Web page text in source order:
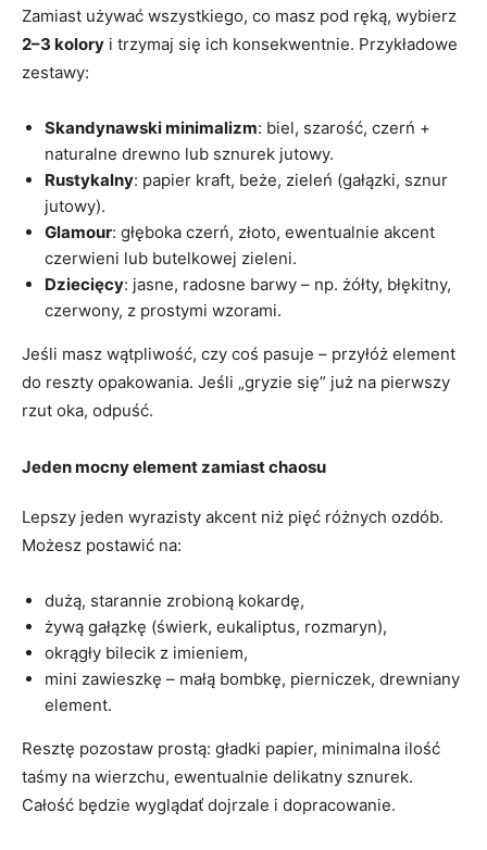
Zamiast używać wszystkiego, co masz pod ręką, wybierz
2–3 kolory i trzymaj się ich konsekwentnie. Przykładowe
zestawy:
Skandynawski minimalizm: biel, szarość, czerń +
naturalne drewno lub sznurek jutowy.
Rustykalny: papier kraft, beże, zieleń (gałązki, sznur
jutowy).
Glamour: głęboka czerń, złoto, ewentualnie akcent
czerwieni lub butelkowej zieleni.
Dziecięcy: jasne, radosne barwy – np. żółty, błękitny,
czerwony, z prostymi wzorami.
Jeśli masz wątpliwość, czy coś pasuje – przyłóż element
do reszty opakowania. Jeśli „gryzie się” już na pierwszy
rzut oka, odpuść.
Jeden mocny element zamiast chaosu
Lepszy jeden wyrazisty akcent niż pięć różnych ozdób.
Możesz postawić na:
dużą, starannie zrobioną kokardę,
żywą gałązkę (świerk, eukaliptus, rozmaryn),
okrągły bilecik z imieniem,
mini zawieszkę – małą bombkę, pierniczek, drewniany
element.
Resztę pozostaw prostą: gładki papier, minimalna ilość
taśmy na wierzchu, ewentualnie delikatny sznurek.
Całość będzie wyglądať dojrzale i dopracowanie.